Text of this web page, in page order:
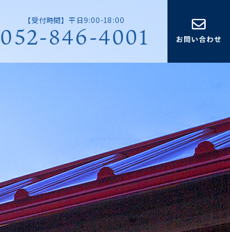
【受付時間】平日9:00-18:00
052-846-4001